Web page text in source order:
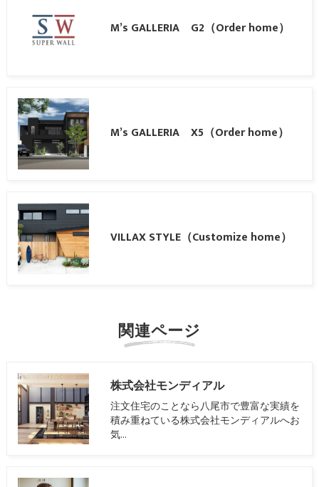
M’s GALLERIA G2（Order home）
M’s GALLERIA X5（Order home）
VILLAX STYLE（Customize home）
関連ページ
株式会社モンディアル
注文住宅のことなら八尾市で豊富な実績を
積み重ねている株式会社モンディアルへお
気…